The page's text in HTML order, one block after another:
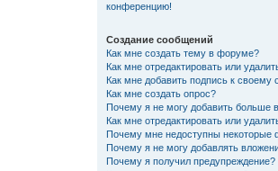
конференцию!
Создание сообщений
Как мне создать тему в форуме?
Как мне отредактировать или
Как мне добавить подпись к своему
Как мне создать опрос?
Почему я не могу добавить больше
Как мне отредактировать или
Почему мне недоступны некоторые
Почему я не могу добавлять
Почему я получил предупреждение?